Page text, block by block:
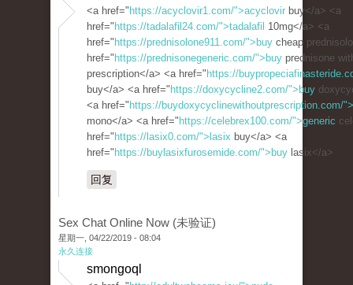
<a href=" https://acyclovir1.com/">acyclovir buy</a> <a
href=" https://tadalafil24.com/">tadalafil 10mg</a> <a
href=" https://prednisolone911.com/">buy cheap
href=" https://prednisonegeneric.com/">buy prednisone
prescription</a> <a href=" https://
buy</a> <a href=" https://doxycycline2.com/">buy
<a href=" https://buydoxycyclinewithoutprescription.com/
mono</a> <a href=" https://celebrex100.com/">generic
href=" https://lasix0.com/">lasix buy</a> <a
href=" https://buylasixfurosemide.com/">buy lasix</a>
回复
Sex Chat Online Now (未验证)
星期一, 04/22/2019 - 08:04
永久连接
smongoql